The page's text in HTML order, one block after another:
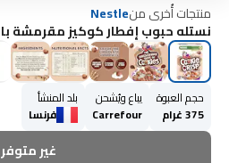
منتجات أُخرى منNestle
نستله حبوب إفطار كوكيز مقرمشة بالحبوب
حجم العبوة
375 غرام
يباع ويُشحن
Carrefour
بلد المنشأ
فرنسا
غير متوفر